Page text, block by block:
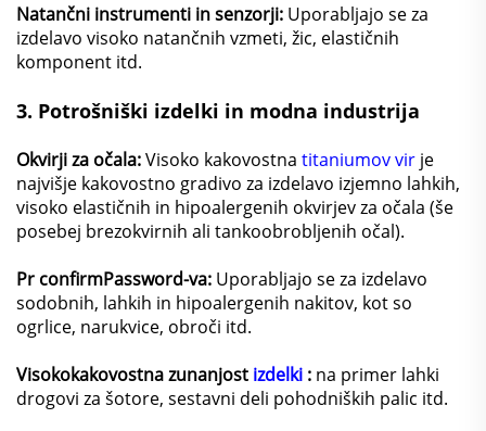
Natančni instrumenti in senzorji: Uporabljajo se za
izdelavo visoko natančnih vzmeti, žic, elastičnih
komponent itd.
3. Potrošniški izdelki in modna industrija
Okvirji za očala:Visoko kakovostna titaniumov vir je
najvišje kakovostno gradivo za izdelavo izjemno lahkih,
visoko elastičnih in hipoalergenih okvirjev za očala (še
posebej brezokvirnih ali tankoobrobljenih očal).
Pr confirmPassword-va: Uporabljajo se za izdelavo
sodobnih, lahkih in hipoalergenih nakitov, kot so
ogrlice, narukvice, obroči itd.
Visokokakovostna zunanjost izdelki : na primer lahki
drogovi za šotore, sestavni deli pohodniških palic itd.